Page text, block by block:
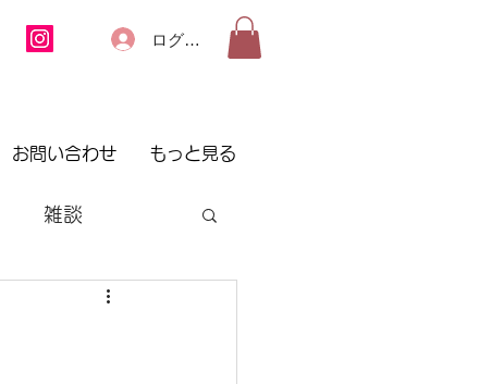
ログイン
お問い合わせ もっと見る
雑談